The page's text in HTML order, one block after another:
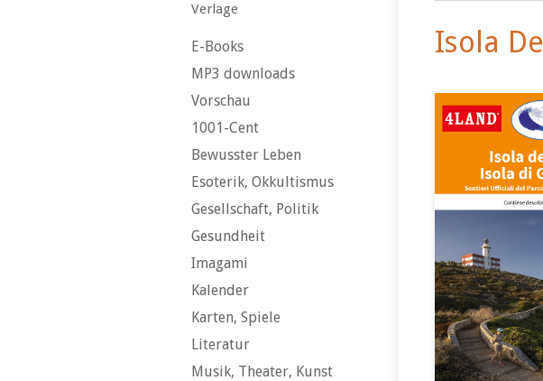
Verlage
E-Books
MP3 downloads
Vorschau
1001-Cent
Bewusster Leben
Esoterik, Okkultismus
Gesellschaft, Politik
Gesundheit
Imagami
Kalender
Karten, Spiele
Literatur
Musik, Theater, Kunst
Isola